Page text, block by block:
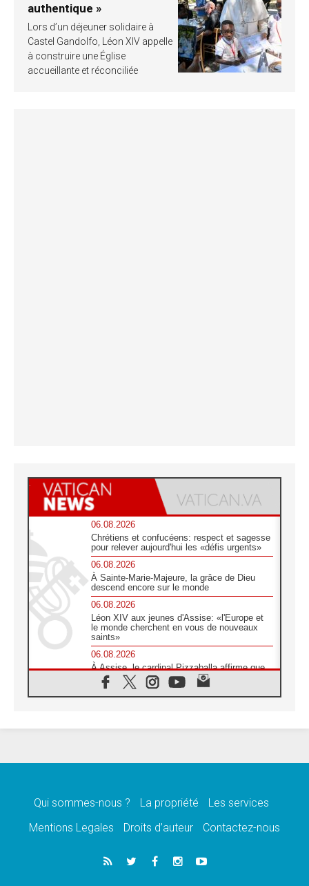
authentique »
Lors d’un déjeuner solidaire à
Castel Gandolfo, Léon XIV appelle
à construire une Église
accueillante et réconciliée
06.08.2026
Chrétiens et confucéens: respect et sagesse
pour relever aujourd'hui les «défis urgents»
06.08.2026
À Sainte-Marie-Majeure, la grâce de Dieu
descend encore sur le monde
06.08.2026
Léon XIV aux jeunes d'Assise: «l'Europe et
le monde cherchent en vous de nouveaux
saints»
06.08.2026
À Assise, le cardinal Pizzaballa affirme que
«les chrétiens veulent la paix»
06.08.2026
message de paix et de dignité humaine»
«La visite du Pape en Uruguay renforcera
05.08.2026
Le nonce en Ukraine: «Il est inquiétant
Qui sommes-nous ? La propriété
Les services
Mentions Legales
Droits d’auteur Contactez-nous